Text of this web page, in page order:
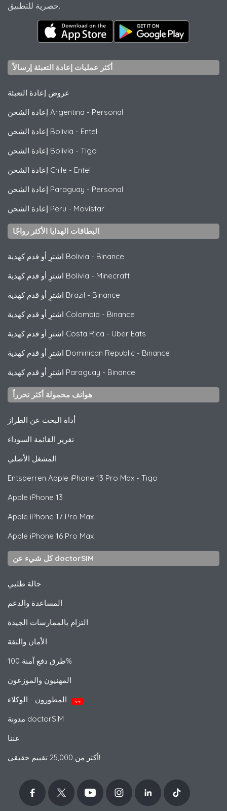
حصرية للتطبيق.
أكثر عمليات إعادة التعبئة إرسالاً
عروض إعادة التعبئة
إعادة الشحن Argentina - Personal
إعادة الشحن Bolivia - Entel
إعادة الشحن Bolivia - Tigo
إعادة الشحن Chile - Entel
إعادة الشحن Paraguay - Personal
إعادة الشحن Peru - Movistar
البطاقات الهدايا الأكثر رواجًا
اشترِ أو قدم كهدية Bolivia - Binance
اشترِ أو قدم كهدية Bolivia - Minecraft
اشترِ أو قدم كهدية Brazil - Binance
اشترِ أو قدم كهدية Colombia - Binance
اشترِ أو قدم كهدية Costa Rica - Uber Eats
اشترِ أو قدم كهدية Dominican Republic - Binance
اشترِ أو قدم كهدية Paraguay - Binance
هواتف محمولة أكثر تحرراً
أداة البحث عن الطراز
تقرير القائمة السوداء
المشغل الأصلي
Entsperren Apple iPhone 13 Pro Max - Tigo
Apple iPhone 13
Apple iPhone 17 Pro Max
Apple iPhone 16 Pro Max
كل شيء عن doctorSIM
حالة طلبي
المساعدة والدعم
التزام بالممارسات الجيدة
الأمان والثقة
طرق دفع آمنة 100%
المهنيون والموزعون
جديد
مدونة doctorSIM
عننا
أكثر من 25,000 تقييم حقيقي!